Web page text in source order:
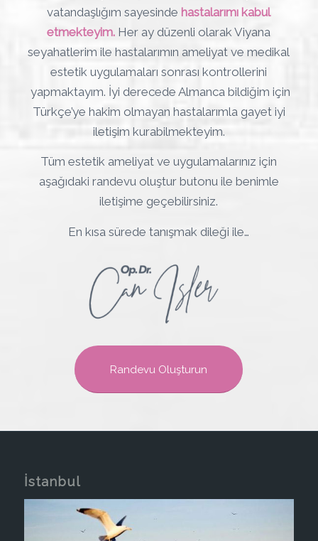
vatandaşlığım sayesinde hastalarımı kabul
etmekteyim. Her ay düzenli olarak Viyana
seyahatlerim ile hastalarımın ameliyat ve medikal
estetik uygulamaları sonrası kontrollerini
yapmaktayım. İyi derecede Almanca bildiğim için
Türkçe’ye hakim olmayan hastalarımla gayet iyi
iletişim kurabilmekteyim.
Tüm estetik ameliyat ve uygulamalarınız için
aşağıdaki randevu oluştur butonu ile benimle
iletişime geçebilirsiniz.
En kısa sürede tanışmak dileği ile…
Randevu Oluşturun
İstanbul